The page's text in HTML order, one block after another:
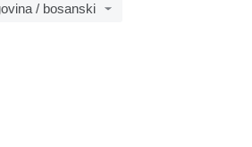
/ bosanski